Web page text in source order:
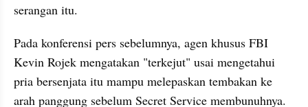
serangan itu.
Pada konferensi pers sebelumnya, agen khusus FBI
Kevin Rojek mengatakan "terkejut" usai mengetahui
pria bersenjata itu mampu melepaskan tembakan ke
arah panggung sebelum Secret Service membunuhnya.